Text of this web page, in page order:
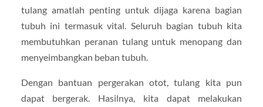
tulang amatlah penting untuk dijaga karena bagian
tubuh ini termasuk vital. Seluruh bagian tubuh kita
membutuhkan peranan tulang untuk menopang dan
menyeimbangkan beban tubuh.
Dengan bantuan pergerakan otot, tulang kita pun
dapat bergerak. Hasilnya, kita dapat melakukan